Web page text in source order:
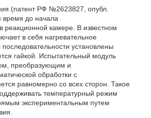
(патент РФ №2623827, опубл.
время до начала
реакционной камере. В известном
в себя нагревательное
установлены
гайкой. Испытательный модуль
преобразующим и
обработки с
равномерно со всех сторон. Такое
температурный режим
экспериментальным путем